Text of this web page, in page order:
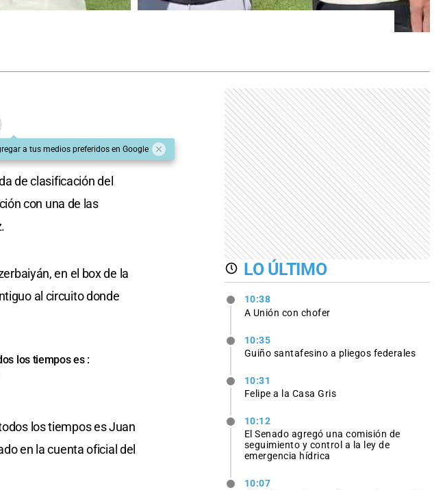
a tus medios preferidos en Google
de clasificación del
con una de las
en el box de la
al circuito donde
los tiempos es :
los tiempos es Juan
en la cuenta oficial del
LO ÚLTIMO
10:38
A Unión con chofer
10:35
Guiño santafesino a pliegos federales
10:31
Felipe a la Casa Gris
10:12
El Senado agregó una comisión de
seguimiento y control a la ley de
emergencia hídrica
10:07